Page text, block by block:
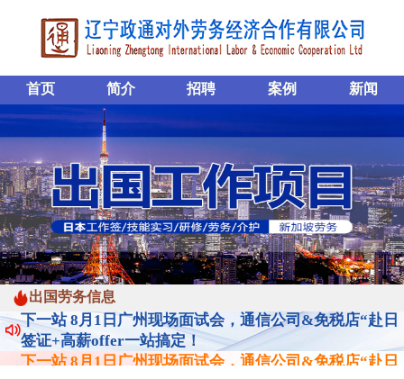
首页 简介 招聘 案例 新闻
出国劳务信息
下一站 8月1日广州现场面试会，通信公司&免税店“赴日
签证+高薪offer一站搞定！
下一站 8月1日广州现场面试会，通信公司&免税店“赴日
签证+高薪offer一站搞定！
下一站 8月1日广州现场面试会，通信公司&免税店“赴日